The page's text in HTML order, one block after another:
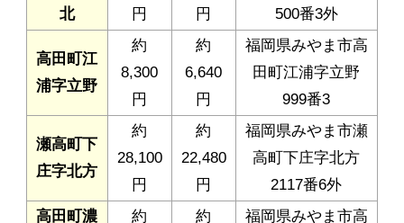
北
円
円
500番3外
高田町江
浦字立野
約
8,300
円
約
6,640
円
福岡県みやま市高
田町江浦字立野
999番3
瀬高町下
庄字北方
約
28,100
円
約
22,480
円
福岡県みやま市瀬
高町下庄字北方
2117番6外
高田町濃
約
約
福岡県みやま市高